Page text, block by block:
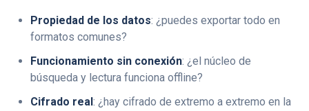
Propiedad de los datos: ¿puedes exportar todo en
formatos comunes?
Funcionamiento sin conexión: ¿el núcleo de
búsqueda y lectura funciona offline?
Cifrado real : ¿hay cifrado de extremo a extremo en la